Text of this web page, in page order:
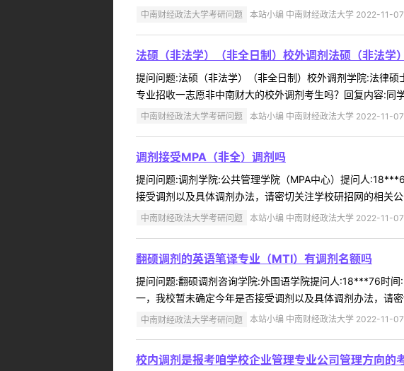
中南财经政法大学考研问题 本站小编 中南财经政法大学 2022-11-07
法硕（非法学）（非全日制）校外调剂法硕（非法学
提问问题:法硕（非法学）（非全日制）校外调剂学院:法律
专业招收一志愿非中南财大的校外调剂考生吗？回复内容:
中南财经政法大学考研问题 本站小编 中南财经政法大学 2022-11-07
调剂接受MPA（非全）调剂吗
提问问题:调剂学院:公共管理学院（MPA中心）提问人
接受调剂以及具体调剂办法，请密切关注学校研招网的相关
中南财经政法大学考研问题 本站小编 中南财经政法大学 2022-11-07
翻硕调剂的英语笔译专业（MTI）有调剂名额吗
提问问题:翻硕调剂咨询学院:外国语学院提问人:18***76时
一，我校暂未确定今年是否接受调剂以及具体调剂办法，请
中南财经政法大学考研问题 本站小编 中南财经政法大学 2022-11-07
校内调剂是报考咱学校企业管理专业公司管理方向的